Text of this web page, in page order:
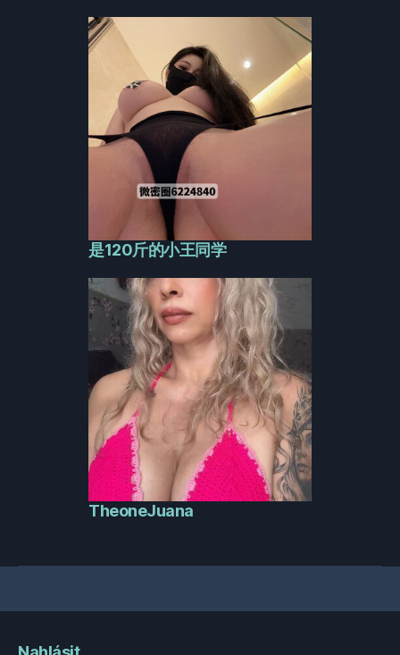
是120斤的小王同学
TheoneJuana